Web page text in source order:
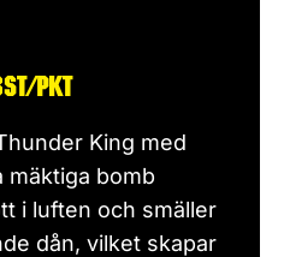
pkt
King med
mäktiga bomb
i luften och smäller
dån, vilket skapar